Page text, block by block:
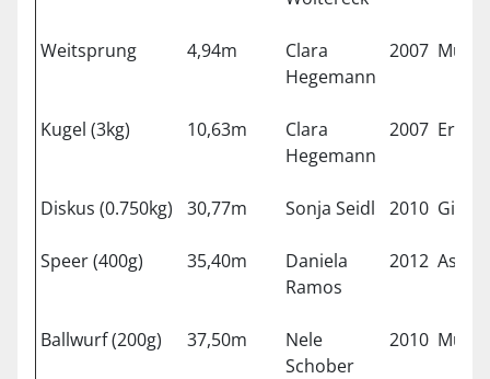
Weitsprung 4,94m
Clara
Hegemann
2007
Kugel (3kg) 10,63m
Clara
Hegemann
2007 Erding
Diskus (0.750kg) 30,77m Sonja Seidl 2010
Speer (400g) 35,40m
Daniela
Ramos
2012
Ballwurf (200g) 37,50m
Nele
Schober
2010